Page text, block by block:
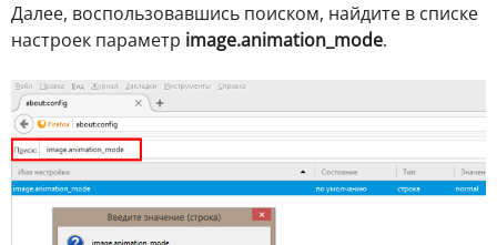
Далее, воспользовавшись поиском, найдите в списке
настроек параметр image.animation_mode.